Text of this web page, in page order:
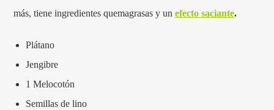
más, tiene ingredientes quemagrasas y unefecto saciante.
Plátano
Jengibre
1 Melocotón
Semillas de lino